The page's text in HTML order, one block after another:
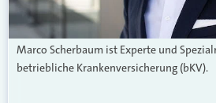
Marco Scherbaum ist Experte und
betriebliche Krankenversicherung (bKV).